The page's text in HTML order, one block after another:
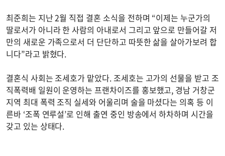
최준희는 지난 2월 직접 결혼 소식을 전하며 “이제는 누군가의
딸로서가 아니라 한 사람의 아내로서 그리고 앞으로 만들어갈 저
만의 새로운 가족으로서 더 단단하고 따뜻한 삶을 살아가보려 합
니다”라고 밝혔다.
결혼식 사회는 조세호가 맡았다. 조세호는 고가의 선물을 받고 조
직폭력배 일원이 운영하는 프랜차이즈를 홍보했고, 경남 거창군
지역 최대 폭력 조직 실세와 어울리며 술을 마셨다는 의혹 등 이
른바 ‘조폭 연루설’로 인해 출연 중인 방송에서 하차하며 시간을
갖고 있는 상태다.